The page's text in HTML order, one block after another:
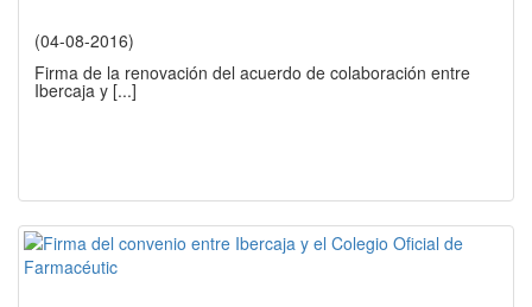
(04-08-2016)
Firma de la renovación del acuerdo de colaboración entre
Ibercaja y [...]